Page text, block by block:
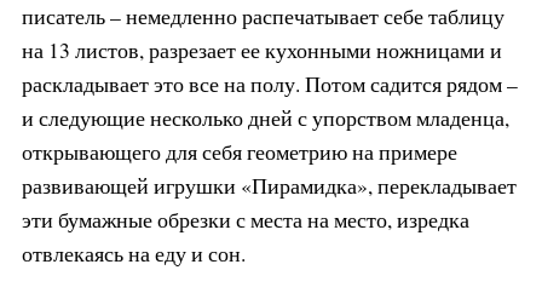
писатель – немедленно распечатывает себе таблицу
на 13 листов, разрезает ее кухонными ножницами и
раскладывает это все на полу. Потом садится рядом –
и следующие несколько дней с упорством младенца,
открывающего для себя геометрию на примере
развивающей игрушки «Пирамидка», перекладывает
эти бумажные обрезки с места на место, изредка
отвлекаясь на еду и сон.